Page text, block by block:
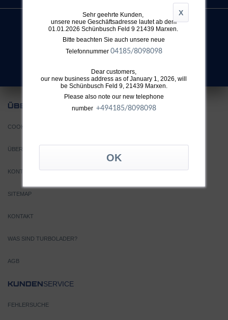
X
Sehr geehrte Kunden,
unsere neue Geschäftsadresse lautet ab dem
01.01.2026 Schünbusch Feld 9 21439 Marxen.
Bitte beachten Sie auch unsere neue
Telefonnummer 04185/8098098
Dear customers,
our new business address as of January 1, 2026, will
be Schünbusch Feld 9, 21439 Marxen.
Please also note our new telephone
number +494185/8098098
SUCHE
ÜBER
COOKIE EINSTELLUNGEN
ÜBER TTH
KONTAKT
SITEMAP
KONTAKT
WAS SIND TURBOLADER?
AGB
KUNDENSERVICE
FEHLERSUCHE